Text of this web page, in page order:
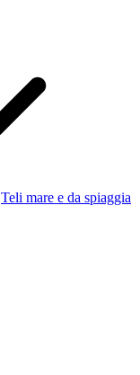
Teli mare e da spiaggia